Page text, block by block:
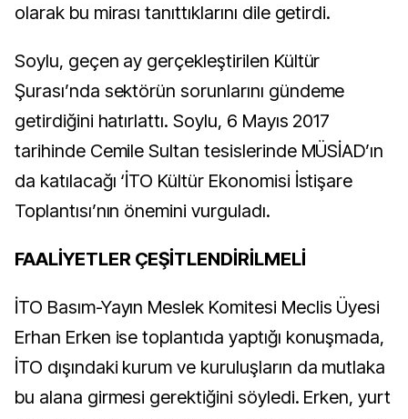
olarak bu mirası tanıttıklarını dile getirdi.
Soylu, geçen ay gerçekleştirilen Kültür
Şurası’nda sektörün sorunlarını gündeme
getirdiğini hatırlattı. Soylu, 6 Mayıs 2017
tarihinde Cemile Sultan tesislerinde MÜSİAD’ın
da katılacağı ‘İTO Kültür Ekonomisi İstişare
Toplantısı’nın önemini vurguladı.
FAALİYETLER ÇEŞİTLENDİRİLMELİ
İTO Basım-Yayın Meslek Komitesi Meclis Üyesi
Erhan Erken ise toplantıda yaptığı konuşmada,
İTO dışındaki kurum ve kuruluşların da mutlaka
bu alana girmesi gerektiğini söyledi. Erken, yurt